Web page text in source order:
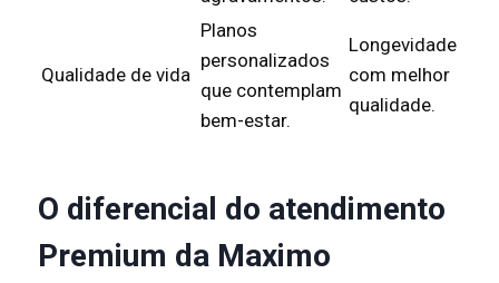
Qualidade de vida
Planos
personalizados
que contemplam
bem-estar.
Longevidade
com melhor
qualidade.
O diferencial do atendimento
Premium da Maximo